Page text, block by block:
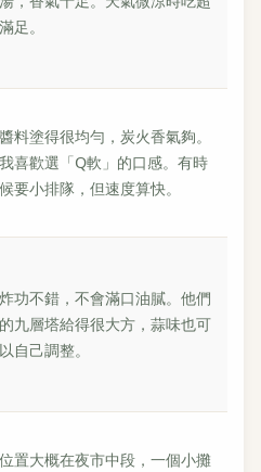
滿足。
醬料塗得很均勻，炭火香氣夠。
我喜歡選「Q軟」的口感。有時
候要小排隊，但速度算快。
炸功不錯，不會滿口油膩。他們
的九層塔給得很大方，蒜味也可
以自己調整。
位置大概在夜市中段，一個小攤